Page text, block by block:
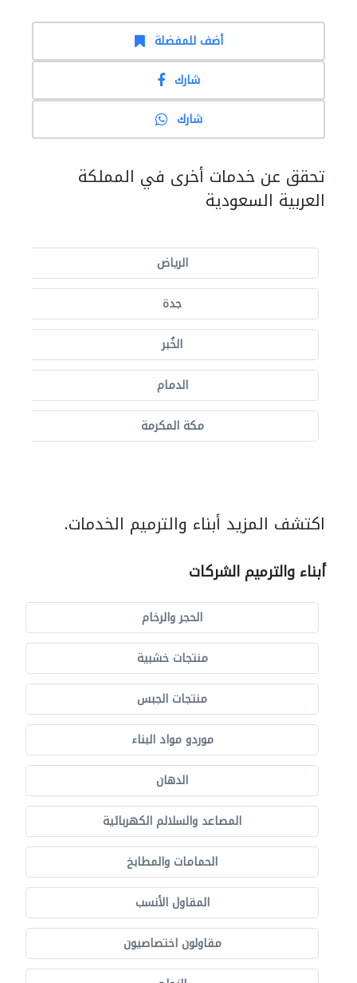
أضف للمفضلة
شارك
شارك
تحقق عن خدمات أخرى في المملكة
العربية السعودية
الرياض
جدة
الخُبر
الدمام
مكة المكرمة
اكتشف المزيد أبناء والترميم الخدمات.
أبناء والترميم الشركات
الحجر والرخام
منتجات خشبية
منتجات الجبس
موردو مواد البناء
الدهان
المصاعد والسلالم الكهربائية
الحمامات والمطابخ
المقاول الأنسب
مقاولون اختصاصيون